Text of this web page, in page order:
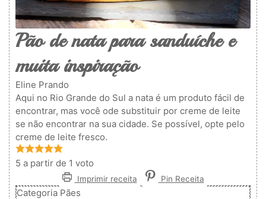
Pão de nata para sanduíche e
muita inspiração
Eline Prando
Aqui no Rio Grande do Sul a nata é um produto fácil de
encontrar, mas você ode substituir por creme de leite
se não encontrar na sua cidade. Se possível, opte pelo
creme de leite fresco.
5 a partir de 1 voto
Imprimir receita Pin Receita
Categoria Pães